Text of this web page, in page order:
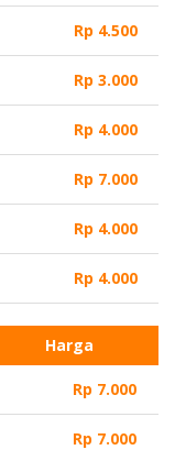
Rp 4.500
Rp 3.000
Rp 4.000
Rp 7.000
Rp 4.000
Rp 4.000
Harga
Rp 7.000
Rp 7.000